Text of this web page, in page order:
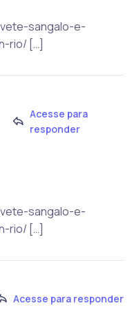
sangalo-e-
rio/ […]
Acesse para
responder
sangalo-e-
rio/ […]
Acesse para responder